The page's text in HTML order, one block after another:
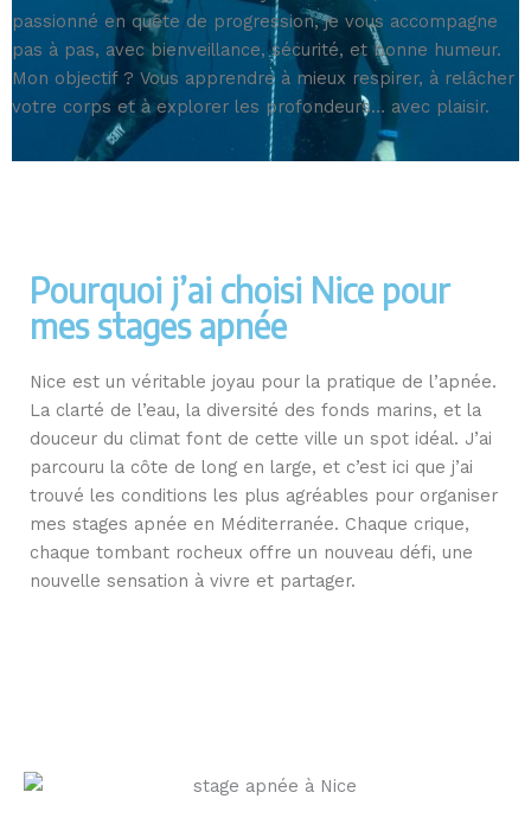
passionné en quête de progression, je vous accompagne
pas à pas, avec bienveillance, sécurité, et bonne humeur.
Mon objectif ? Vous apprendre à mieux respirer, à relâcher
votre corps et à explorer les profondeurs… avec plaisir.
Pourquoi j’ai choisi Nice pour
mes stages apnée
Nice est un véritable joyau pour la pratique de l’apnée.
La clarté de l’eau, la diversité des fonds marins, et la
douceur du climat font de cette ville un spot idéal. J’ai
parcouru la côte de long en large, et c’est ici que j’ai
trouvé les conditions les plus agréables pour organiser
mes stages apnée en Méditerranée. Chaque crique,
chaque tombant rocheux offre un nouveau défi, une
nouvelle sensation à vivre et partager.